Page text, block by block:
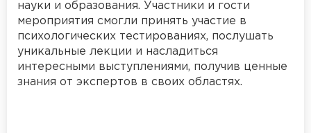
науки и образования. Участники и гости
мероприятия смогли принять участие в
психологических тестированиях, послушать
уникальные лекции и насладиться
интересными выступлениями, получив ценные
знания от экспертов в своих областях.